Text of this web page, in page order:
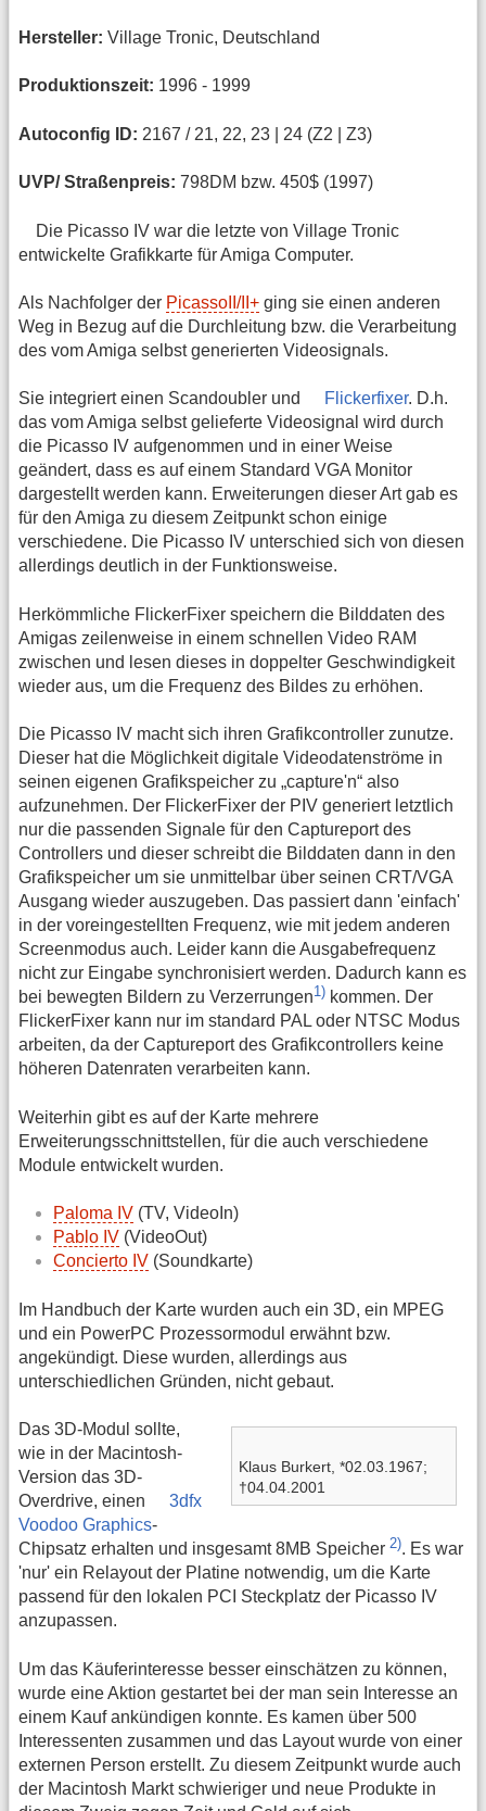
Hersteller: Village Tronic, Deutschland
Produktionszeit: 1996 - 1999
Autoconfig ID: 2167 / 21, 22, 23 | 24 (Z2 | Z3)
UVP/ Straßenpreis: 798DM bzw. 450$ (1997)
Die Picasso IV war die letzte von Village Tronic
entwickelte Grafikkarte für Amiga Computer.
Als Nachfolger der PicassoII/II+ ging sie einen anderen
Weg in Bezug auf die Durchleitung bzw. die Verarbeitung
des vom Amiga selbst generierten Videosignals.
Sie integriert einen Scandoubler und Flickerfixer. D.h.
das vom Amiga selbst gelieferte Videosignal wird durch
die Picasso IV aufgenommen und in einer Weise
geändert, dass es auf einem Standard VGA Monitor
dargestellt werden kann. Erweiterungen dieser Art gab es
für den Amiga zu diesem Zeitpunkt schon einige
verschiedene. Die Picasso IV unterschied sich von diesen
allerdings deutlich in der Funktionsweise.
Herkömmliche FlickerFixer speichern die Bilddaten des
Amigas zeilenweise in einem schnellen Video RAM
zwischen und lesen dieses in doppelter Geschwindigkeit
wieder aus, um die Frequenz des Bildes zu erhöhen.
Die Picasso IV macht sich ihren Grafikcontroller zunutze.
Dieser hat die Möglichkeit digitale Videodatenströme in
seinen eigenen Grafikspeicher zu „capture'n“ also
aufzunehmen. Der FlickerFixer der PIV generiert letztlich
nur die passenden Signale für den Captureport des
Controllers und dieser schreibt die Bilddaten dann in den
Grafikspeicher um sie unmittelbar über seinen CRT/VGA
Ausgang wieder auszugeben. Das passiert dann 'einfach'
in der voreingestellten Frequenz, wie mit jedem anderen
Screenmodus auch. Leider kann die Ausgabefrequenz
nicht zur Eingabe synchronisiert werden. Dadurch kann es
bei bewegten Bildern zu Verzerrungen1) kommen. Der
FlickerFixer kann nur im standard PAL oder NTSC Modus
arbeiten, da der Captureport des Grafikcontrollers keine
höheren Datenraten verarbeiten kann.
Weiterhin gibt es auf der Karte mehrere
Erweiterungsschnittstellen, für die auch verschiedene
Module entwickelt wurden.
Paloma IV (TV, VideoIn)
Pablo IV (VideoOut)
Concierto IV (Soundkarte)
Im Handbuch der Karte wurden auch ein 3D, ein MPEG
und ein PowerPC Prozessormodul erwähnt bzw.
angekündigt. Diese wurden, allerdings aus
unterschiedlichen Gründen, nicht gebaut.
Klaus Burkert, *02.03.1967;
†04.04.2001
Das 3D-Modul sollte,
wie in der Macintosh-
Version das 3D-
Overdrive, einen
3dfx
Voodoo Graphics-
Chipsatz erhalten und insgesamt 8MB Speicher 2). Es war
'nur' ein Relayout der Platine notwendig, um die Karte
passend für den lokalen PCI Steckplatz der Picasso IV
anzupassen.
Um das Käuferinteresse besser einschätzen zu können,
wurde eine Aktion gestartet bei der man sein Interesse an
einem Kauf ankündigen konnte. Es kamen über 500
Interessenten zusammen und das Layout wurde von einer
externen Person erstellt. Zu diesem Zeitpunkt wurde auch
der Macintosh Markt schwieriger und neue Produkte in